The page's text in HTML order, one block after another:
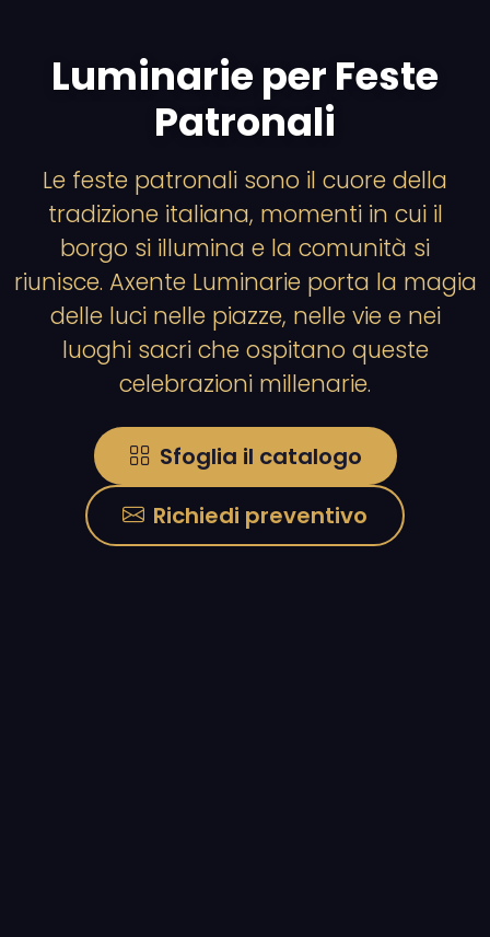
Luminarie per Feste
Patronali
Le feste patronali sono il cuore della
tradizione italiana, momenti in cui il
borgo si illumina e la comunità si
riunisce. Axente Luminarie porta la magia
delle luci nelle piazze, nelle vie e nei
luoghi sacri che ospitano queste
celebrazioni millenarie.
Sfoglia il catalogo
Richiedi preventivo